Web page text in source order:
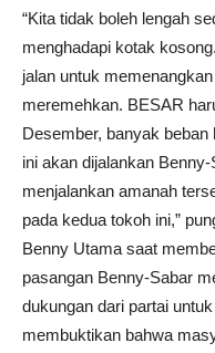
“Kita tidak boleh lengah
menghadapi kotak
jalan untuk
meremehkan. BESAR
Desember, banyak
ini akan dijalankan
menjalankan amanah
pada kedua tokoh ini,”
Benny Utama saat
pasangan Benny-Sabar
dukungan dari partai
membuktikan bahwa